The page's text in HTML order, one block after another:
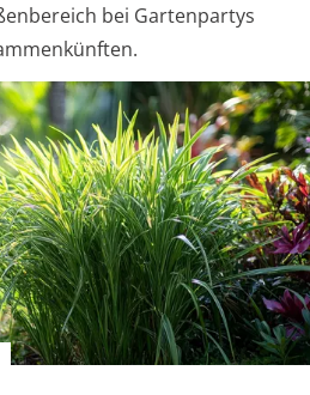
bei Gartenpartys